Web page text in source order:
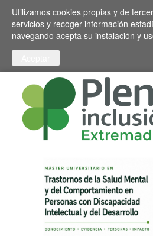
Pasar al contenido principal
Toggle high contrast
Utilizamos cookies propias y de
servicios y recoger información
navegando acepta su instalación y